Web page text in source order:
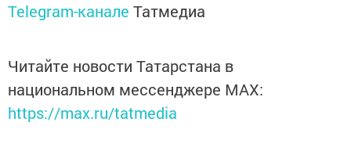
Telegram-канале Татмедиа
Читайте новости Татарстана в
национальном мессенджере MАХ:
https://max.ru/tatmedia